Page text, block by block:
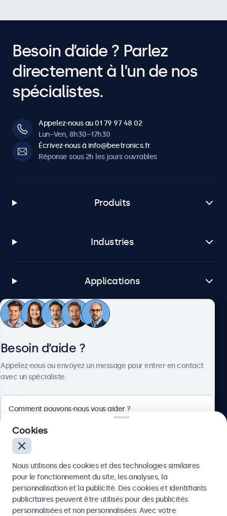
Besoin d’aide ? Parlez
directement à l’un de nos
spécialistes.
Appelez-nous au 01 79 97 48 02
Lun–Ven, 8h30–17h30
Écrivez-nous à info@beetronics.fr
Réponse sous 2h les jours ouvrables
Produits
Industries
Applications
Service client
4.8/5 noté par 5000+ entreprises
Français
Besoin d’aide ?
Appelez-nous ou envoyez un message pour entrer en contact
avec un spécialiste.
Envoyer
Cookies
Nous utilisons des cookies et des technologies similaires
pour le fonctionnement du site, les analyses, la
personnalisation et la publicité. Des cookies et identifiants
publicitaires peuvent être utilisés pour des publicités
personnalisées et non personnalisées. Avec votre